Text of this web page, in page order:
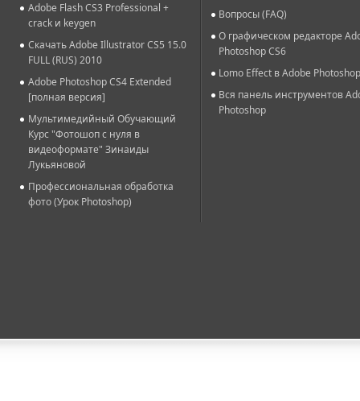
Adobe Flash CS3 Professional +
crack и keygen
Скачать Adobe Illustrator CS5 15.0
FULL (RUS) 2010
Adobe Photoshop CS4 Extended
[полная версия]
Мультимедийный Обучающий
Курс "Фотошоп с нуля в
видеоформате" Зинаиды
Лукьяновой
Профессиональная обработка
фото (Урок Photoshop)
Вопросы (FAQ)
О графическом редакторе
Photoshop CS6
Lomo Effect в Adobe
Вся панель инструментов
Photoshop